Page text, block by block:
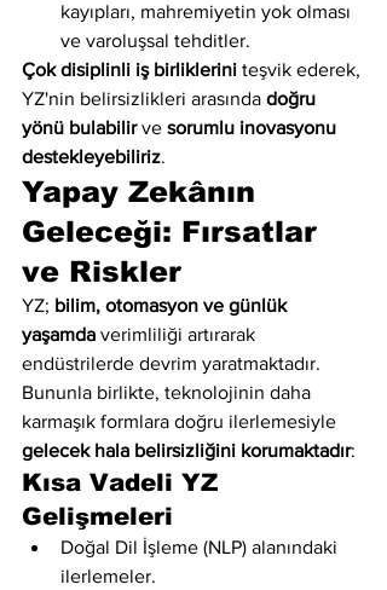
kayıpları, mahremiyetin yok olması
ve varoluşsal tehditler.
Çok disiplinli iş birliklerini teşvik ederek,
YZ'nin belirsizlikleri arasında doğru
yönü bulabilir ve sorumlu inovasyonu
destekleyebiliriz.
Yapay Zekânın
Geleceği: Fırsatlar
ve Riskler
YZ; bilim, otomasyon ve günlük
yaşamda verimliliği artırarak
endüstrilerde devrim yaratmaktadır.
Bununla birlikte, teknolojinin daha
karmaşık formlara doğru ilerlemesiyle
gelecek hala belirsizliğini korumaktadır:
Kısa Vadeli YZ
Gelişmeleri
Doğal Dil İşleme (NLP) alanındaki
ilerlemeler.